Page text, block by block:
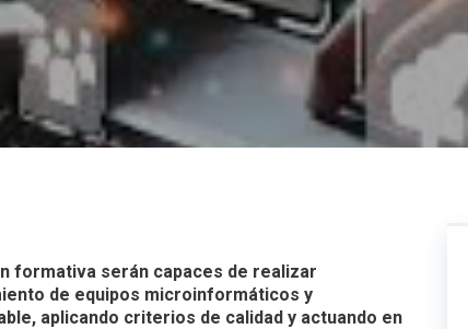
formativa serán capaces de realizar
de equipos microinformáticos y
aplicando criterios de calidad y actuando en